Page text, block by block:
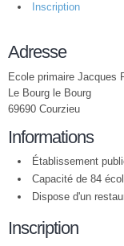
Inscription
Adresse
Ecole primaire Jacques
Le Bourg le Bourg
69690 Courzieu
Informations
Établissement
Capacité de 84
Dispose d'un
Inscription